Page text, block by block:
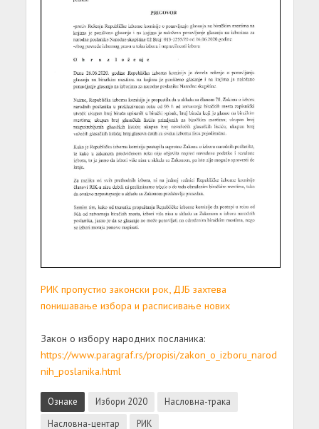
РИК пропустио законски рок, ДЈБ захтева
понишавање избора и расписивање нових
Закон о избору народних посланика:
https://www.paragraf.rs/propisi/zakon_o_izboru_narod
nih_poslanika.html
Ознаке Избори 2020
Насловна-трака
Насловна-центар
РИК